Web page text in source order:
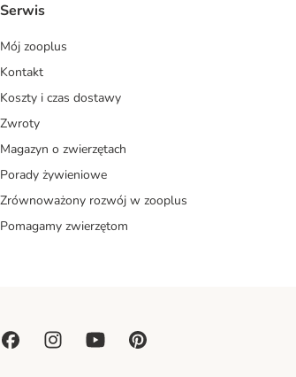
Serwis
Mój zooplus
Kontakt
Koszty i czas dostawy
Zwroty
Magazyn o zwierzętach
Porady żywieniowe
Zrównoważony rozwój w zooplus
Pomagamy zwierzętom